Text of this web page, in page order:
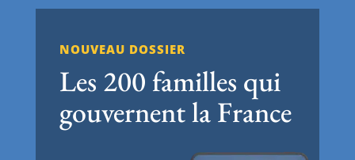
NOUVEAU DOSSIER
Les 200 familles qui
gouvernent la France